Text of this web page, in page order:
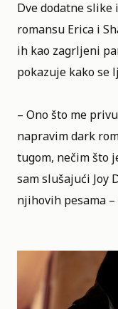
Dve dodatne
romansu Erica i
ih kao zagrljeni
pokazuje kako se
– Ono što me
napravim dark
tugom, nečim što
sam slušajući Joy
njihovih pesama